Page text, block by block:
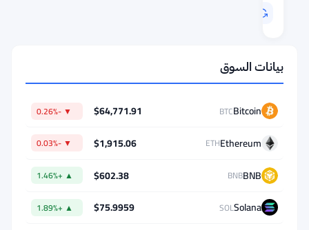
Crypto
Converter
FROM
بيانات السوق
Bitcoin
BTC
$64,771.91
▼ -0.26%
Ethereum
ETH
$1,915.06
▼ -0.03%
BNB
BNB
$602.38
▲ +1.46%
Solana
SOL
$75.9959
▲ +1.89%